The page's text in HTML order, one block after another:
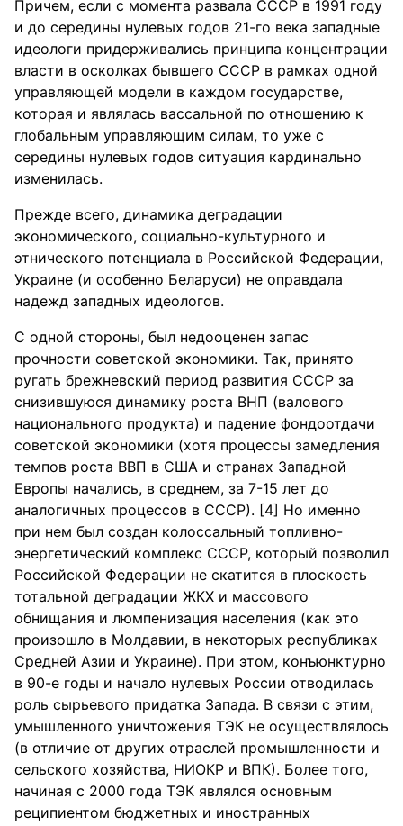
Причем, если с момента развала СССР в 1991 году
и до середины нулевых годов 21-го века западные
идеологи придерживались принципа концентрации
власти в осколках бывшего СССР в рамках одной
управляющей модели в каждом государстве,
которая и являлась вассальной по отношению к
глобальным управляющим силам, то уже с
середины нулевых годов ситуация кардинально
изменилась.
Прежде всего, динамика деградации
экономического, социально-культурного и
этнического потенциала в Российской Федерации,
Украине (и особенно Беларуси) не оправдала
надежд западных идеологов.
С одной стороны, был недооценен запас
прочности советской экономики. Так, принято
ругать брежневский период развития СССР за
снизившуюся динамику роста ВНП (валового
национального продукта) и падение фондоотдачи
советской экономики (хотя процессы замедления
темпов роста ВВП в США и странах Западной
Европы начались, в среднем, за 7-15 лет до
аналогичных процессов в СССР). [4] Но именно
при нем был создан колоссальный топливно-
энергетический комплекс СССР, который позволил
Российской Федерации не скатится в плоскость
тотальной деградации ЖКХ и массового
обнищания и люмпенизация населения (как это
произошло в Молдавии, в некоторых республиках
Средней Азии и Украине). При этом, конъюнктурно
в 90-е годы и начало нулевых России отводилась
роль сырьевого придатка Запада. В связи с этим,
умышленного уничтожения ТЭК не осуществлялось
(в отличие от других отраслей промышленности и
сельского хозяйства, НИОКР и ВПК). Более того,
начиная с 2000 года ТЭК являлся основным
реципиентом бюджетных и иностранных